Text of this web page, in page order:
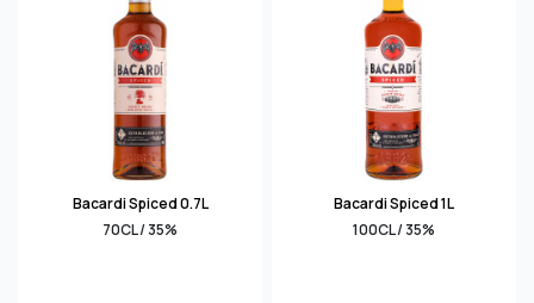
Bacardi Spiced 0.7L
70CL / 35%
Bacardi Spiced 1L
100CL / 35%